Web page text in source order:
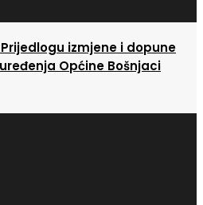
izmjene i dopune
Općine Bošnjaci